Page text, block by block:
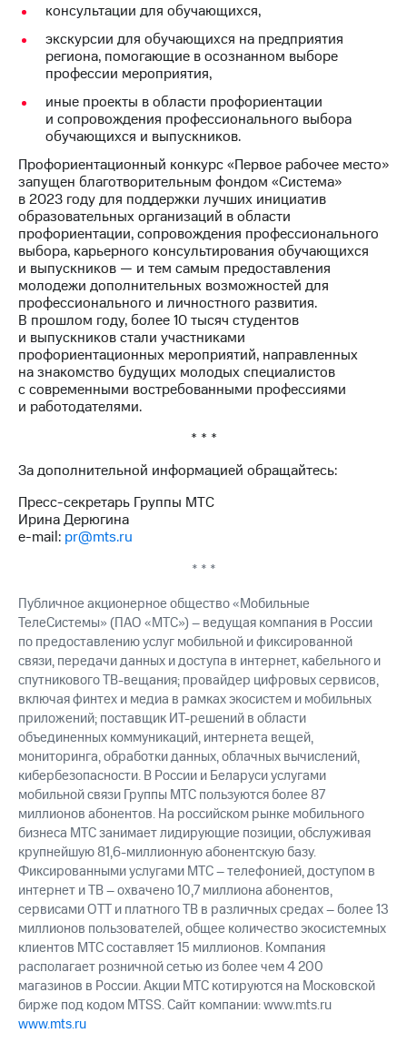
консультации для обучающихся,
экскурсии для обучающихся на предприятия
региона, помогающие в осознанном выборе
профессии мероприятия,
иные проекты в области профориентации
и сопровождения профессионального выбора
обучающихся и выпускников.
Профориентационный конкурс «Первое рабочее место»
запущен благотворительным фондом «Система»
в 2023 году для поддержки лучших инициатив
образовательных организаций в области
профориентации, сопровождения профессионального
выбора, карьерного консультирования обучающихся
и выпускников — и тем самым предоставления
молодежи дополнительных возможностей для
профессионального и личностного развития.
В прошлом году, более 10 тысяч студентов
и выпускников стали участниками
профориентационных мероприятий, направленных
на знакомство будущих молодых специалистов
с современными востребованными профессиями
и работодателями.
* * *
За дополнительной информацией обращайтесь:
Пресс-секретарь Группы МТС
Ирина Дерюгина
e-mail: pr@mts.ru
* * *
Публичное акционерное общество «Мобильные
ТелеСистемы» (ПАО «МТС») – ведущая компания в России
по предоставлению услуг мобильной и фиксированной
связи, передачи данных и доступа в интернет, кабельного и
спутникового ТВ-вещания; провайдер цифровых сервисов,
включая финтех и медиа в рамках экосистем и мобильных
приложений; поставщик ИТ-решений в области
объединенных коммуникаций, интернета вещей,
мониторинга, обработки данных, облачных вычислений,
кибербезопасности. В России и Беларуси услугами
мобильной связи Группы МТС пользуются более 87
миллионов абонентов. На российском рынке мобильного
бизнеса МТС занимает лидирующие позиции, обслуживая
крупнейшую 81,6-миллионную абонентскую базу.
Фиксированными услугами МТС – телефонией, доступом в
интернет и ТВ – охвачено 10,7 миллиона абонентов,
сервисами OTT и платного ТВ в различных средах – более 13
миллионов пользователей, общее количество экосистемных
клиентов МТС составляет 15 миллионов. Компания
располагает розничной сетью из более чем 4 200
магазинов в России. Акции МТС котируются на Московской
бирже под кодом MTSS. Сайт компании: www.mts.ru
www.mts.ru